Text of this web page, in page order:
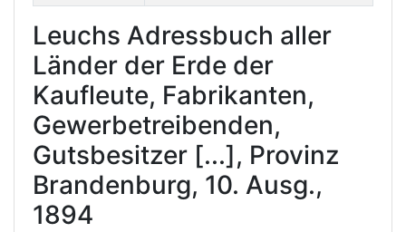
Leuchs Adressbuch aller
Länder der Erde der
Kaufleute, Fabrikanten,
Gewerbetreibenden,
Gutsbesitzer [...], Provinz
Brandenburg, 10. Ausg.,
1894